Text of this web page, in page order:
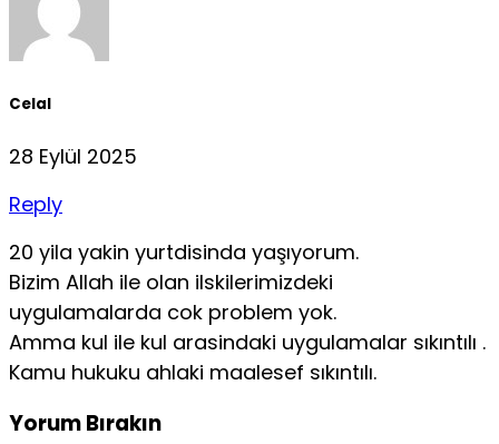
Celal
28 Eylül 2025
Reply
20 yila yakin yurtdisinda yaşıyorum.
Bizim Allah ile olan ilskilerimizdeki
uygulamalarda cok problem yok.
Amma kul ile kul arasindaki uygulamalar sıkıntılı .
Kamu hukuku ahlaki maalesef sıkıntılı.
Yorum Bırakın